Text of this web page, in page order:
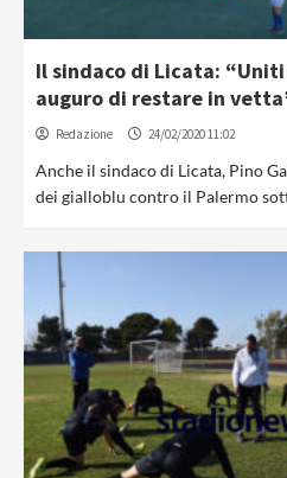
Il sindaco di Licata:
auguro di restare in
Redazione 24/02/2020 11:02
Anche il sindaco di Licata, Pino
dei gialloblu contro il Palermo